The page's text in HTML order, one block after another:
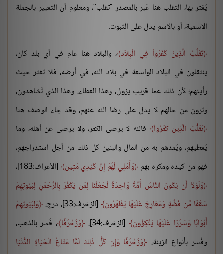
يُغتر بها، التقلب هنا عُبر بالمصدر "تقلب"، ومعلوم أن التعبير بالجملة
الاسمية، أو بالاسم يدل على الثبوت.
تَقَلُّبُ الَّذِينَ كَفَرُواْ فِي الْبِلاَد ، والبلاد هنا عام في أي بلد كان،
ينتقلون في البلاد الواسعة في بلاد الله، في أرضه، فلا تغتر حيث
رأيتهم؛ لأن ذلك عما قريب يزول، وهذا العطاء، وهذا الذي تُشاهدون،
وترون من حالهم لا يدل على رضا الله عنهم، وقد جاء الوصف هنا
تَقَلُّبُ الَّذِينَ كَفَرُواْ
فالله لا يرضى الكفر، ولا يرضى عن أهله، وما
يُعطيهم، ويُمدهم به من المال والبنين كل ذلك من أجل استدراجهم،
فهو من كيده ومكره بهم وَأُمْلِي لَهُمْ إِنَّ كَيْدِي مَتِين [الأعراف:183]،
وَلَوْلاَ أَن يَكُونَ النَّاسُ أُمَّةً وَاحِدَةً لَجَعَلْنَا لِمَن يَكْفُرُ بِالرَّحْمَنِ لِبُيُوتِهِمْ
سُقُفًا مِّن فَضَّةٍ وَمَعَارِجَ عَلَيْهَا يَظْهَرُون [الزخرف:33]، درج،
وَلِبُيُوتِهِمْ
أَبْوَابًا وَسُرُرًا عَلَيْهَا يَتَّكِؤُون [الزخرف:34]، وَزُخْرُفًا ، فُسر بالذهب،
وفُسر بأنواع الزينة، وَزُخْرُفًا وَإِن كُلُّ ذَلِكَ لَمَّا مَتَاعُ الْحَيَاةِ الدُّنْيَا